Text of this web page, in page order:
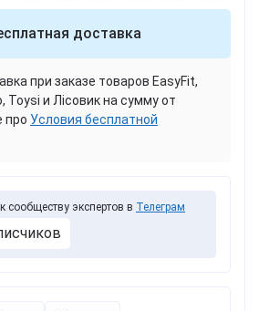
доставка
при заказе товаров EasyFit,
Toysi и Лісовик на сумму от
про Условия бесплатной
сообществу экспертов в Телеграм